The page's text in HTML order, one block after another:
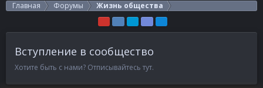
Главная Форумы Жизнь общества
Вступление в сообщество
Хотите быть с нами? Отписывайтесь тут.